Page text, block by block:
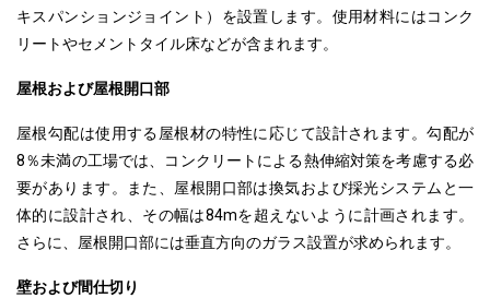
キスパンションジョイント）を設置します。使用材料にはコンク
リートやセメントタイル床などが含まれます。
屋根および屋根開口部
屋根勾配は使用する屋根材の特性に応じて設計されます。勾配が
8％未満の工場では、コンクリートによる熱伸縮対策を考慮する必
要があります。また、屋根開口部は換気および採光システムと一
体的に設計され、その幅は84mを超えないように計画されます。
さらに、屋根開口部には垂直方向のガラス設置が求められます。
壁および間仕切り